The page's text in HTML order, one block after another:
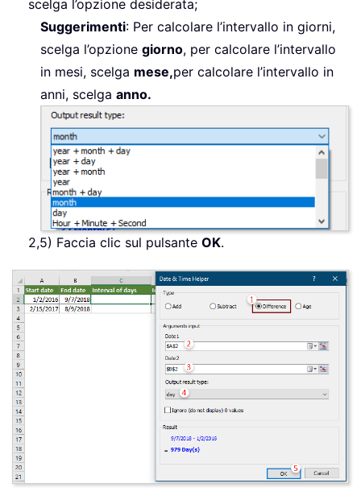
scelga l’opzione desiderata;
Suggerimenti: Per calcolare l’intervallo in giorni,
scelga l’opzione giorno, per calcolare l’intervallo
in mesi, scelga mese,per calcolare l’intervallo in
anni, scelga anno.
2,5) Faccia clic sul pulsante OK.